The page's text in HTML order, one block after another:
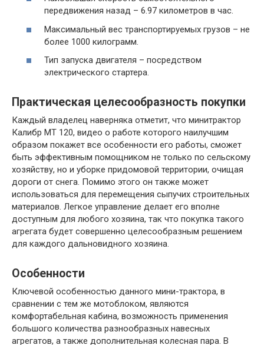
передвижения назад – 6.97 километров в час.
Максимальный вес транспортируемых грузов – не
более 1000 килограмм.
Тип запуска двигателя – посредством
электрического стартера.
Практическая целесообразность покупки
Каждый владелец наверняка отметит, что минитрактор
Калибр МТ 120, видео о работе которого наилучшим
образом покажет все особенности его работы, сможет
быть эффективным помощником не только по сельскому
хозяйству, но и уборке придомовой территории, очищая
дороги от снега. Помимо этого он также может
использоваться для перемещения сыпучих строительных
материалов. Легкое управление делает его вполне
доступным для любого хозяина, так что покупка такого
агрегата будет совершенно целесообразным решением
для каждого дальновидного хозяина.
Особенности
Ключевой особенностью данного мини-трактора, в
сравнении с тем же мотоблоком, являются
комфортабельная кабина, возможность применения
большого количества разнообразных навесных
агрегатов, а также дополнительная колесная пара. В